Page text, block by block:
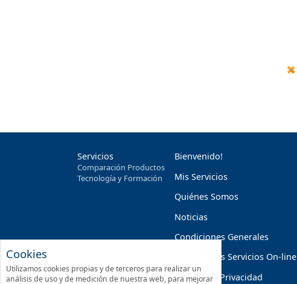
Cookies
Utilizamos cookies propias y de terceros para realizar un
análisis de uso y de medición de nuestra web, para mejorar
Servicios
Comparación Productos
Tecnología y Formación
Bienvenido!
Mis Servicios
Quiénes Somos
Noticias
Condiciones Generales
Condiciones Servicios On-line
Política de Privacidad